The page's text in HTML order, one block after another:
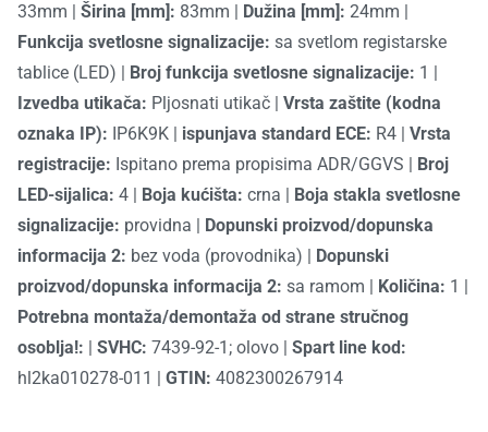
33mm
Širina [mm]: 83mm Dužina [mm]: 24mm
Funkcija svetlosne signalizacije: sa svetlom registarske
tablice (LED)
Broj funkcija svetlosne signalizacije: 1
Izvedba utikača: Pljosnati utikač
Vrsta zaštite (kodna
oznaka IP): IP6K9K ispunjava standard ECE: R4
Vrsta
registracije: Ispitano prema propisima ADR/GGVS
Broj
LED-sijalica: 4 Boja kućišta: crna
Boja stakla svetlosne
signalizacije: providna
Dopunski proizvod/dopunska
informacija 2: bez voda (provodnika)
Dopunski
proizvod/dopunska informacija 2: sa ramom Količina: 1
Potrebna montaža/demontaža od strane stručnog
osoblja!:
SVHC: 7439-92-1; olovo
Spart line kod:
hl2ka010278-011
GTIN: 4082300267914